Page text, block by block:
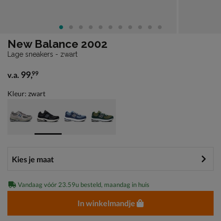
New Balance 2002
Lage sneakers - zwart
vanaf € 99,99
v.a. 99,99
Kleur: zwart
Vandaag vóór 23.59u besteld, maandag in huis
In winkelmandje